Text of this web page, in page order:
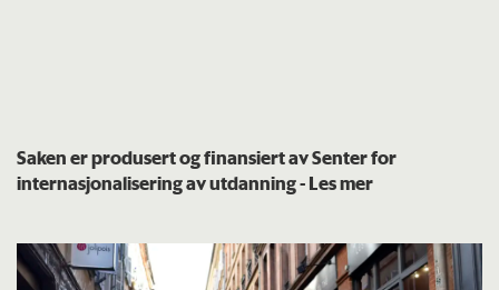
Saken er produsert og finansiert av Senter for
internasjonalisering av utdanning- Les mer